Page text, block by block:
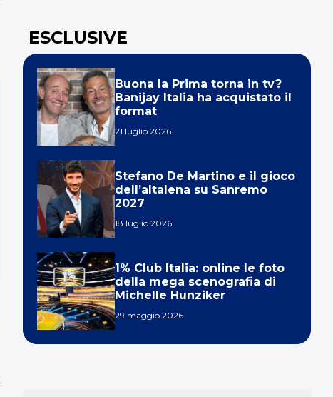
ESCLUSIVE
Buona la Prima torna in tv?
Banijay Italia ha acquistato il
format
21 luglio 2026
Stefano De Martino e il gioco
dell’altalena su Sanremo
2027
18 luglio 2026
1% Club Italia: online le foto
della mega scenografia di
Michelle Hunziker
29 maggio 2026